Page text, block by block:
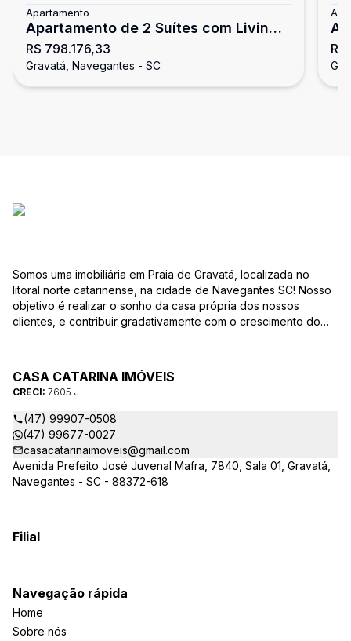
Apartamento
Apartamento de 2 Suítes com Living
Integrado!
R$ 798.176,33
Gravatá, Navegantes - SC
Somos uma imobiliária em Praia de Gravatá, localizada no
litoral norte catarinense, na cidade de Navegantes SC! Nosso
objetivo é realizar o sonho da casa própria dos nossos
clientes, e contribuir gradativamente com o crescimento do
CASA CATARINA IMÓVEIS
CRECI: 7605 J
(47) 99907-0508
(47) 99677-0027
casacatarinaimoveis@gmail.com
Avenida Prefeito José Juvenal Mafra, 7840, Sala 01, Gravatá,
Navegantes - SC - 88372-618
Filial
Navegação rápida
Home
Sobre nós